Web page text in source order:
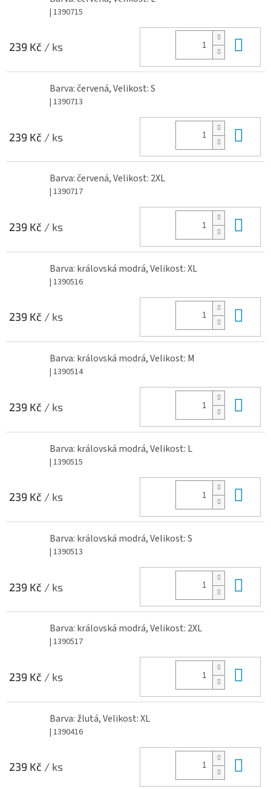
| 1390715
239 Kč / ks
Barva: červená, Velikost: S
| 1390713
239 Kč / ks
Barva: červená, Velikost: 2XL
| 1390717
239 Kč / ks
Barva: královská modrá, Velikost: XL
| 1390516
239 Kč / ks
Barva: královská modrá, Velikost: M
| 1390514
239 Kč / ks
Barva: královská modrá, Velikost: L
| 1390515
239 Kč / ks
Barva: královská modrá, Velikost: S
| 1390513
239 Kč / ks
Barva: královská modrá, Velikost: 2XL
| 1390517
239 Kč / ks
Barva: žlutá, Velikost: XL
| 1390416
239 Kč / ks